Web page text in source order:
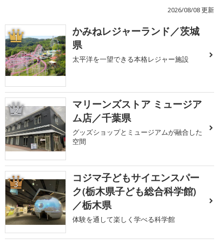
2026/08/08 更新
1
かみねレジャーランド／茨城
県
太平洋を一望できる本格レジャー施設
2
マリーンズストア ミュージア
ム店／千葉県
グッズショップとミュージアムが融合した
空間
3
コジマ子どもサイエンスパー
ク(栃木県子ども総合科学館)
／栃木県
体験を通して楽しく学べる科学館